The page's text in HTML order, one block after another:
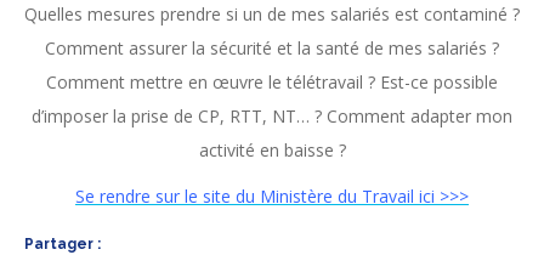
Quelles mesures prendre si un de mes salariés est contaminé ?
Comment assurer la sécurité et la santé de mes salariés ?
Comment mettre en œuvre le télétravail ? Est-ce possible
d’imposer la prise de CP, RTT, NT… ? Comment adapter mon
activité en baisse ?
Se rendre sur le site du Ministère du Travail ici >>>
Partager :